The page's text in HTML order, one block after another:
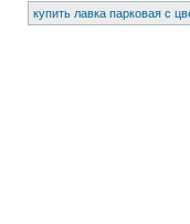
купить лавка парковая с